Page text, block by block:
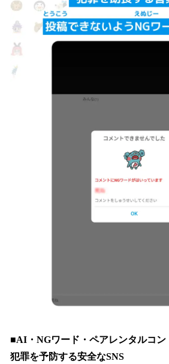
■AI・NGワード・ペアレンタルコン
犯罪を予防する安全なSNS